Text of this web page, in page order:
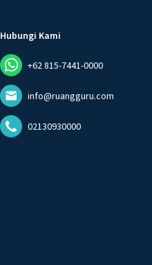
Hubungi Kami
+62 815-7441-0000
info@ruangguru.com
02130930000